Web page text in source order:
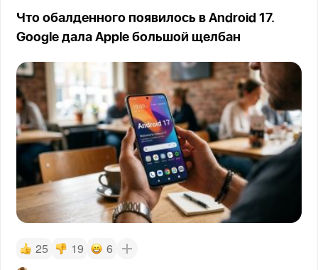
Что обалденного появилось в Android 17.
Google дала Apple большой щелбан
25 19 6